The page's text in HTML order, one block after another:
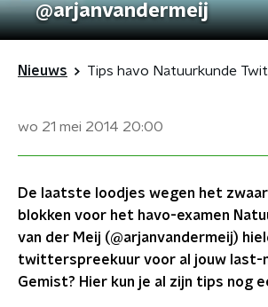
@arjanvandermeij
Nieuws
wo 21 mei 2014 20:00
De laatste loodjes wegen het
blokken voor het havo-examen
van der Meij (@arjanvandermeij)
twitterspreekuur voor al jouw last-
Gemist? Hier kun je al zijn tips nog